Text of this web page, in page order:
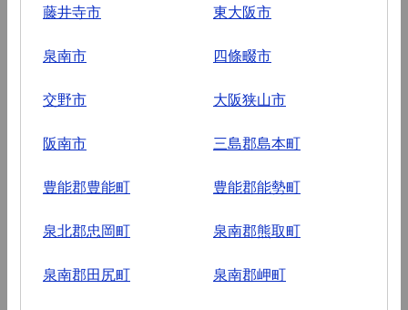
藤井寺市 東大阪市
泉南市 四條畷市
交野市 大阪狭山市
阪南市 三島郡島本町
豊能郡豊能町 豊能郡能勢町
泉北郡忠岡町 泉南郡熊取町
泉南郡田尻町 泉南郡岬町